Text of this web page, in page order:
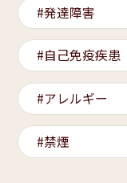
発達障害
自己免疫疾患
アレルギー
禁煙